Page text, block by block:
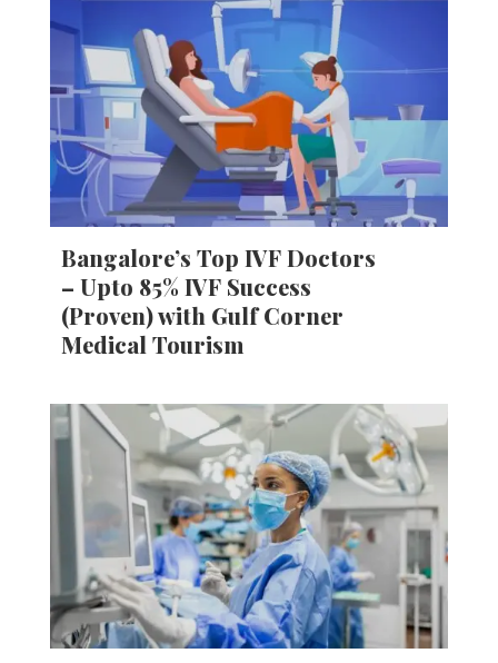
Bangalore’s Top IVF Doctors
– Upto 85% IVF Success
(Proven) with Gulf Corner
Medical Tourism